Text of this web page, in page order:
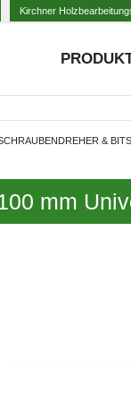
Kirchner
& BITS
mm